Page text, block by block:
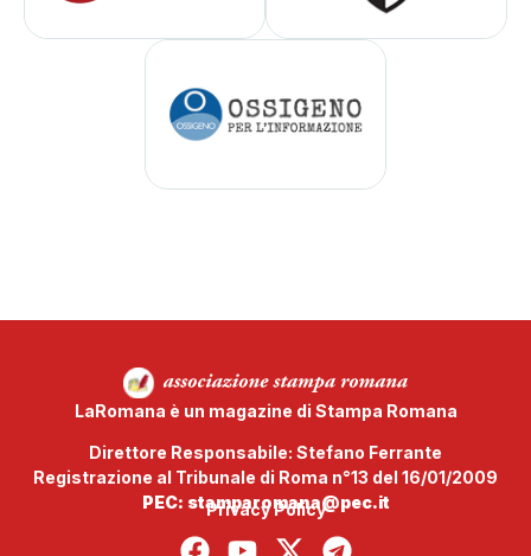
LaRomana è un magazine di Stampa Romana
Direttore Responsabile: Stefano Ferrante
Registrazione al Tribunale di Roma n°13 del 16/01/2009
PEC: stamparomana@pec.it
Privacy Policy